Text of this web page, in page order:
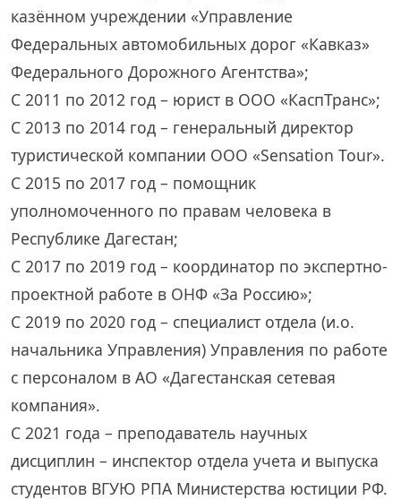
казённом учреждении «Управление
Федеральных автомобильных дорог «Кавказ»
Федерального Дорожного Агентства»;
С 2011 по 2012 год – юрист в ООО «КаспТранс»;
С 2013 по 2014 год – генеральный директор
туристической компании ООО «Sensation Tour».
С 2015 по 2017 год – помощник
уполномоченного по правам человека в
Республике Дагестан;
С 2017 по 2019 год – координатор по экспертно-
проектной работе в ОНФ «За Россию»;
С 2019 по 2020 год – специалист отдела (и.о.
начальника Управления) Управления по работе
с персоналом в АО «Дагестанская сетевая
компания».
С 2021 года – преподаватель научных
дисциплин – инспектор отдела учета и выпуска
студентов ВГУЮ РПА Министерства юстиции РФ.